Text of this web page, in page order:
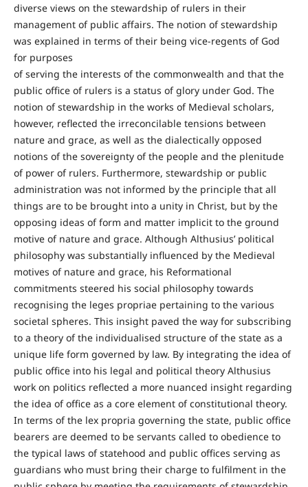
diverse views on the stewardship of rulers in their
management of public affairs. The notion of stewardship
was explained in terms of their being vice-regents of God
for purposes
of serving the interests of the commonwealth and that the
public office of rulers is a status of glory under God. The
notion of stewardship in the works of Medieval scholars,
however, reflected the irreconcilable tensions between
nature and grace, as well as the dialectically opposed
notions of the sovereignty of the people and the plenitude
of power of rulers. Furthermore, stewardship or public
administration was not informed by the principle that all
things are to be brought into a unity in Christ, but by the
opposing ideas of form and matter implicit to the ground
motive of nature and grace. Although Althusius’ political
philosophy was substantially influenced by the Medieval
motives of nature and grace, his Reformational
commitments steered his social philosophy towards
recognising the leges propriae pertaining to the various
societal spheres. This insight paved the way for subscribing
to a theory of the individualised structure of the state as a
unique life form governed by law. By integrating the idea of
public office into his legal and political theory Althusius
work on politics reflected a more nuanced insight regarding
the idea of office as a core element of constitutional theory.
In terms of the lex propria governing the state, public office
bearers are deemed to be servants called to obedience to
the typical laws of statehood and public offices serving as
guardians who must bring their charge to fulfilment in the